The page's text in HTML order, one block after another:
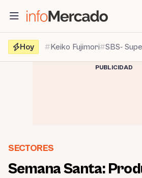
contenido
Hoy
Keiko Fujimori SBS-
PUBLICIDAD
SECTORES
Semana Santa: